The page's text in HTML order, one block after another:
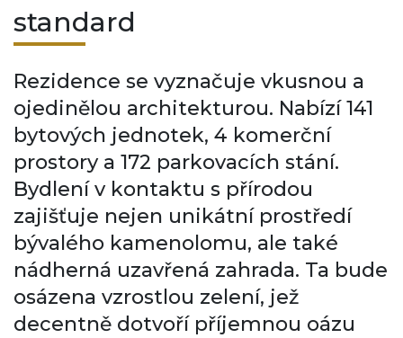
standard
Rezidence se vyznačuje vkusnou a
ojedinělou architekturou. Nabízí 141
bytových jednotek, 4 komerční
prostory a 172 parkovacích stání.
Bydlení v kontaktu s přírodou
zajišťuje nejen unikátní prostředí
bývalého kamenolomu, ale také
nádherná uzavřená zahrada. Ta bude
osázena vzrostlou zelení, jež
decentně dotvoří příjemnou oázu